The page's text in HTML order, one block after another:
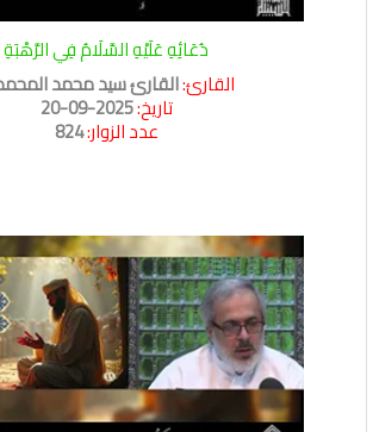
دُعَائِهِ عَلَيْهِ السَّلَامُ فِي الرَّهْبَةِ
القارئ:القارئ سيد محمد
تاريخ:2025-09-20
عدد الزوار:824